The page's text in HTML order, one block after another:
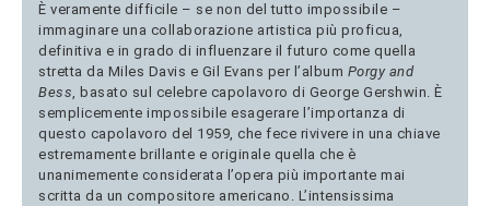
È veramente difficile – se non del tutto impossibile –
immaginare una collaborazione artistica più proficua,
definitiva e in grado di influenzare il futuro come quella
stretta da Miles Davis e Gil Evans per l’album Porgy and
Bess , basato sul celebre capolavoro di George Gershwin. È
semplicemente impossibile esagerare l’importanza di
questo capolavoro del 1959, che fece rivivere in una chiave
estremamente brillante e originale quella che è
unanimemente considerata l’opera più importante mai
scritta da un compositore americano. L’intensissima